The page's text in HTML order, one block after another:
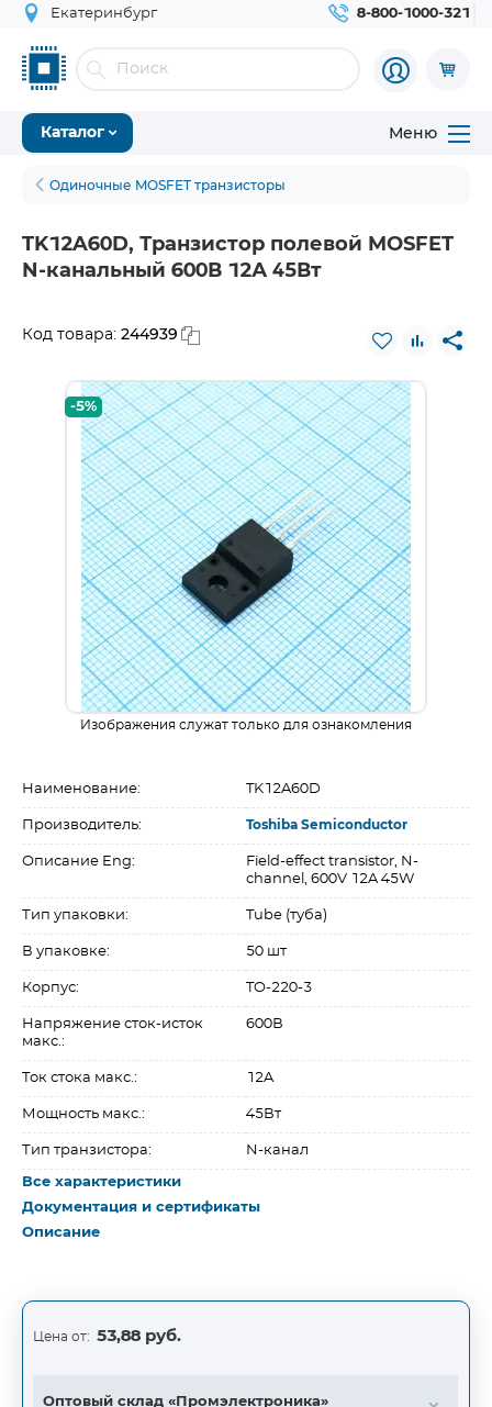
Екатеринбург 8-800-1000-321
Каталог Меню
Одиночные MOSFET транзисторы
TK12A60D, Транзистор полевой MOSFET
N-канальный 600В 12А 45Вт
Код товара: 244939
-5%
Изображения служат только для ознакомления
Наименование: TK12A60D
Производитель: Toshiba Semiconductor
Описание Eng:
Field-effect transistor, N-
channel, 600V 12A 45W
Тип упаковки: Tube (туба)
В упаковке: 50 шт
Корпус: TO-220-3
Напряжение сток-исток
макс.:
600В
Ток стока макс.: 12A
Мощность макс.: 45Вт
Тип транзистора: N-канал
Все характеристики
Документация и сертификаты
Описание
Цена от: 53,88 руб.
Оптовый склад «Промэлектроника»